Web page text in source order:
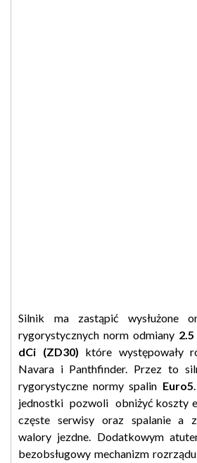
Silnik ma zastąpić wysłużone
rygorystycznych norm odmiany2.5
dCi (ZD30) które występowały
Navara i Panthfinder. Przez to
rygorystyczne normy spalin Euro5
jednostki pozwoli obniżyć koszty
częste serwisy oraz spalanie a
walory jezdne. Dodatkowym
bezobsługowy mechanizm